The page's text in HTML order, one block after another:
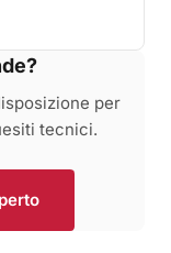
per
tecnici.